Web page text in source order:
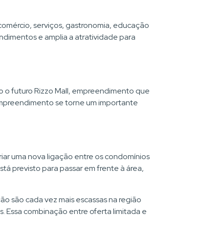
serviços, gastronomia, educação
e amplia a atratividade para
futuro Rizzo Mall, empreendimento que
se torne um importante
uma nova ligação entre os condomínios
previsto para passar em frente à área,
são cada vez mais escassas na região
Essa combinação entre oferta limitada e